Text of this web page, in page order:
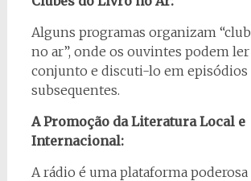
Alguns programas organizam
no ar”, onde os ouvintes podem
conjunto e discuti-lo em episódios
subsequentes.
A Promoção da Literatura Local e
Internacional:
A rádio é uma plataforma poderosa